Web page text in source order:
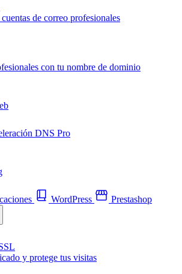
de correo profesionales
con tu nombre de dominio
DNS Pro
WordPress Prestashop
y protege tus visitas